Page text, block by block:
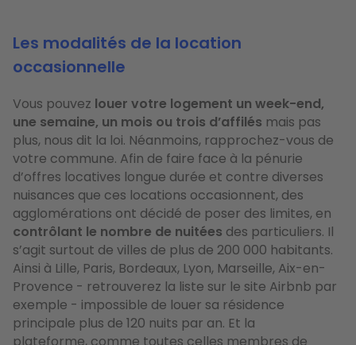
Les modalités de la location
occasionnelle
Vous pouvez louer votre logement un week-end,
une semaine, un mois ou trois d’affilés mais pas
plus, nous dit la loi. Néanmoins, rapprochez-vous de
votre commune. Afin de faire face à la pénurie
d’offres locatives longue durée et contre diverses
nuisances que ces locations occasionnent, des
agglomérations ont décidé de poser des limites, en
contrôlant le nombre de nuitées des particuliers. Il
s’agit surtout de villes de plus de 200 000 habitants.
Ainsi à Lille, Paris, Bordeaux, Lyon, Marseille, Aix-en-
Provence - retrouverez la liste sur le site Airbnb par
exemple - impossible de louer sa résidence
principale plus de 120 nuits par an. Et la
plateforme, comme toutes celles membres de